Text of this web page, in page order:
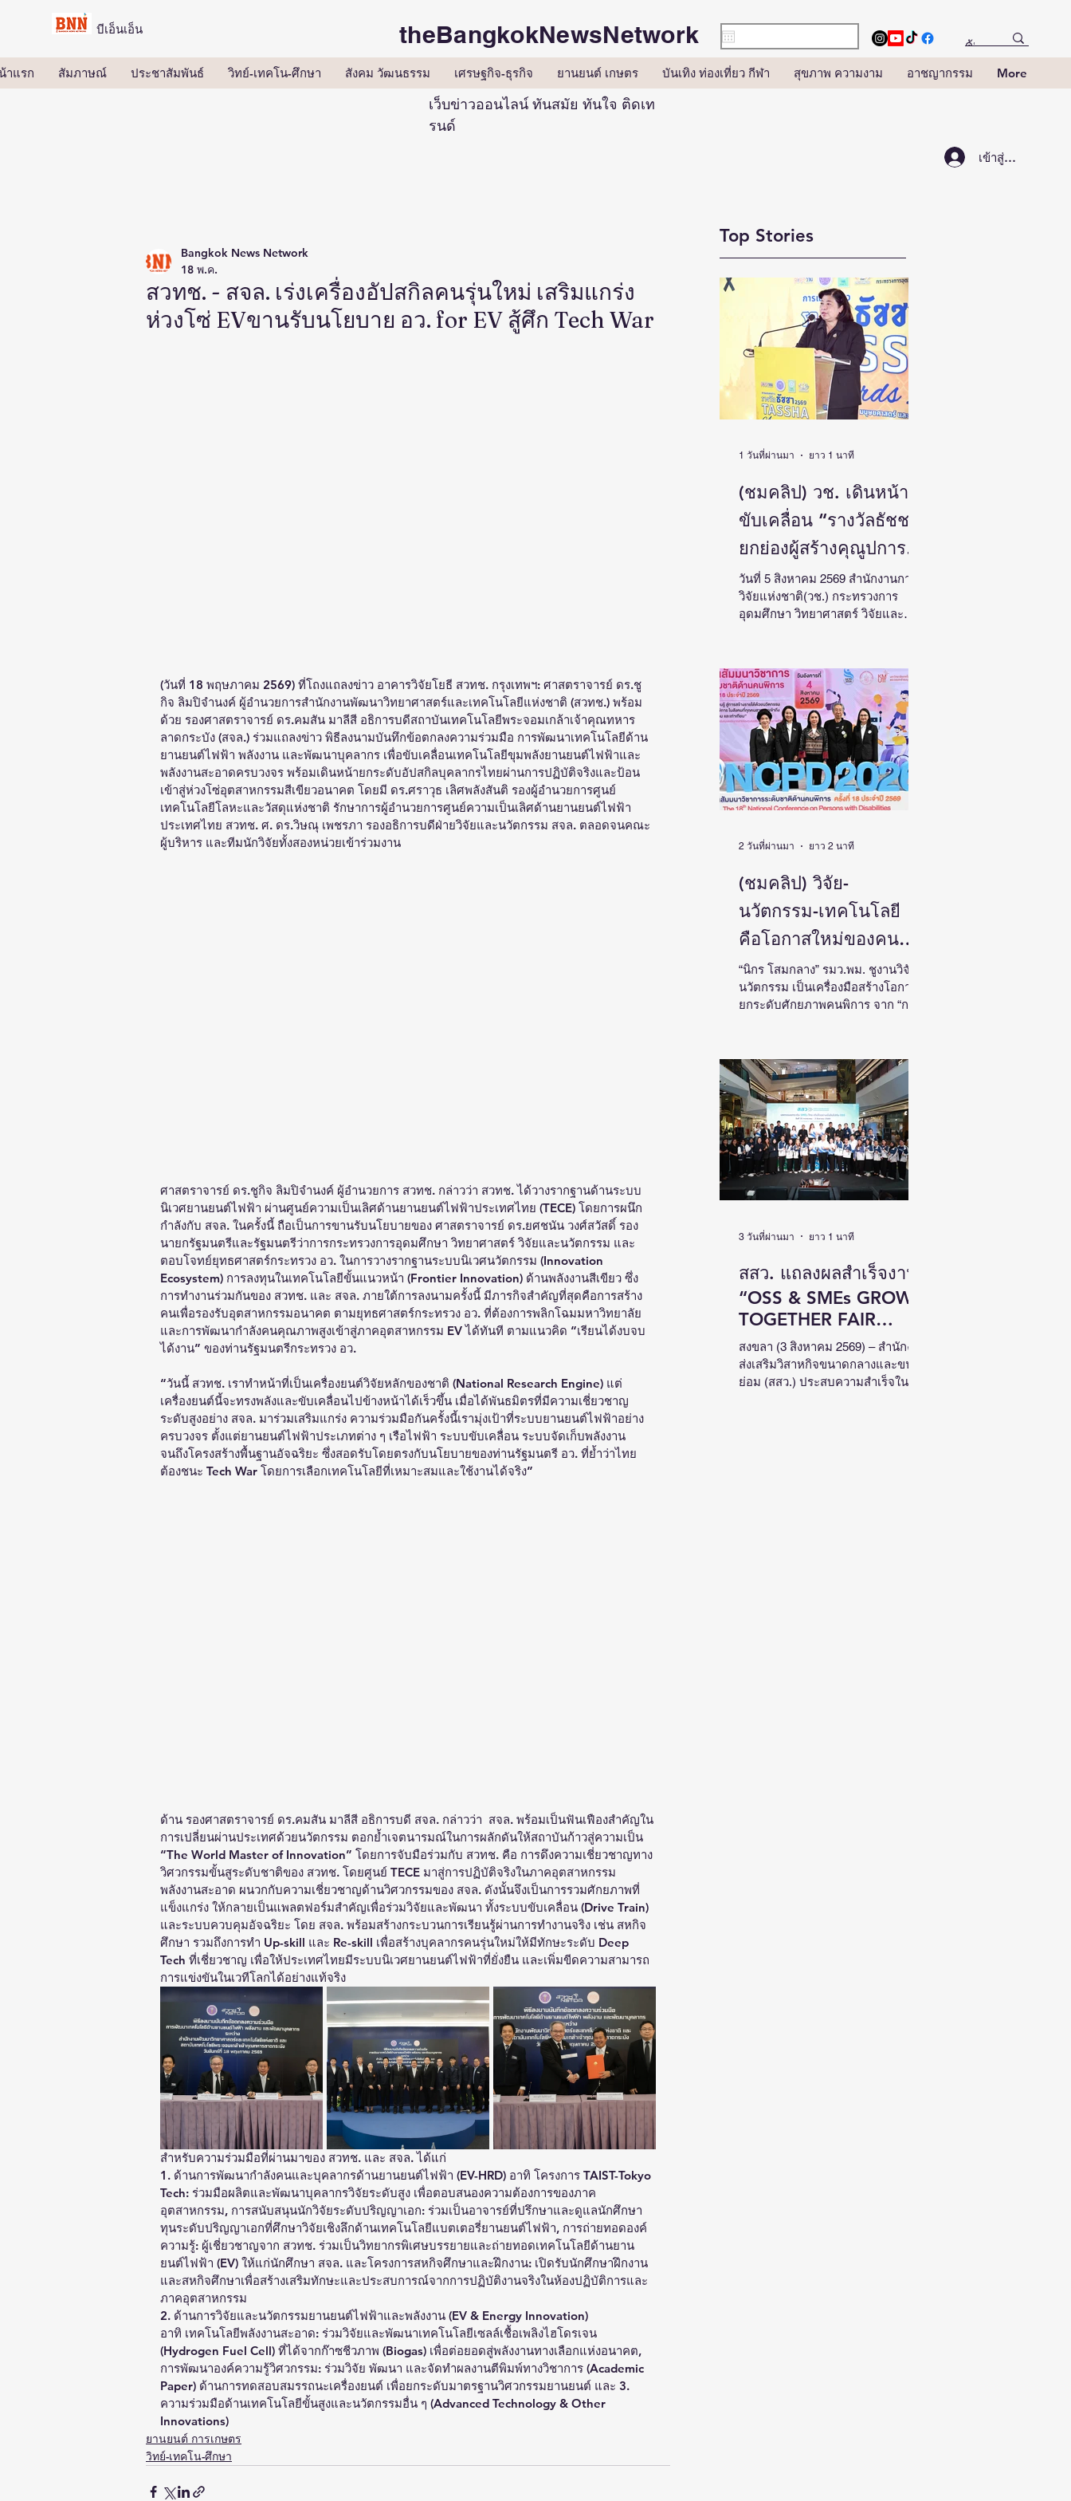
บีเอ็นเอ็น theBangkokNewsNetwork
าแรก สัมภาษณ์ ประชาสัมพันธ์ วิทย์-เทคโน-ศึกษา สังคม วัฒนธรรม เศรษฐกิจ-ธุรกิจ ยานยนต์ เกษตร บันเทิง ท่องเที่ยว กีฬา สุขภาพ ความงาม อาชญากรรม More
เว็บข่าวออนไลน์ ทันสมัย ทันใจ ติดเท
รนด์
เข้าสู่ระบบ
สวทช. - สจล. เร่งเครื่องอัปสกิลคนรุ่นใหม่ เสริมแกร่ง
ห่วงโซ่ EVขานรับนโยบาย อว. for EV สู้ศึก Tech War
Bangkok News Network
18 พ.ค.
(วันที่ 18 พฤษภาคม 2569) ที่โถงแถลงข่าว อาคารวิจัยโยธี สวทช. กรุงเทพฯ: ศาสตราจารย์ ดร.ชู
กิจ ลิมปิจำนงค์ ผู้อำนวยการสำนักงานพัฒนาวิทยาศาสตร์และเทคโนโลยีแห่งชาติ (สวทช.) พร้อม
ด้วย รองศาสตราจารย์ ดร.คมสัน มาลีสี อธิการบดีสถาบันเทคโนโลยีพระจอมเกล้าเจ้าคุณทหาร
ลาดกระบัง (สจล.) ร่วมแถลงข่าว พิธีลงนามบันทึกข้อตกลงความร่วมมือ การพัฒนาเทคโนโลยีด้าน
ยานยนต์ไฟฟ้า พลังงาน และพัฒนาบุคลากร เพื่อขับเคลื่อนเทคโนโลยีขุมพลังยานยนต์ไฟฟ้าและ
พลังงานสะอาดครบวงจร พร้อมเดินหน้ายกระดับอัปสกิลบุคลากรไทยผ่านการปฏิบัติจริงและป้อน
เข้าสู่ห่วงโซ่อุตสาหกรรมสีเขียวอนาคต โดยมี ดร.ศราวุธ เลิศพลังสันติ รองผู้อำนวยการศูนย์
เทคโนโลยีโลหะและวัสดุแห่งชาติ รักษาการผู้อำนวยการศูนย์ความเป็นเลิศด้านยานยนต์ไฟฟ้า
ประเทศไทย สวทช. ศ. ดร.วิษณุ เพชรภา รองอธิการบดีฝ่ายวิจัยและนวัตกรรม สจล. ตลอดจนคณะ
ผู้บริหาร และทีมนักวิจัยทั้งสองหน่วยเข้าร่วมงาน
ศาสตราจารย์ ดร.ชูกิจ ลิมปิจำนงค์ ผู้อำนวยการ สวทช. กล่าวว่า สวทช. ได้วางรากฐานด้านระบบ
นิเวศยานยนต์ไฟฟ้า ผ่านศูนย์ความเป็นเลิศด้านยานยนต์ไฟฟ้าประเทศไทย (TECE) โดยการผนึก
กำลังกับ สจล. ในครั้งนี้ ถือเป็นการขานรับนโยบายของ ศาสตราจารย์ ดร.ยศชนัน วงศ์สวัสดิ์ รอง
นายกรัฐมนตรีและรัฐมนตรีว่าการกระทรวงการอุดมศึกษา วิทยาศาสตร์ วิจัยและนวัตกรรม และ
ตอบโจทย์ยุทธศาสตร์กระทรวง อว. ในการวางรากฐานระบบนิเวศนวัตกรรม (Innovation
Ecosystem) การลงทุนในเทคโนโลยีขั้นแนวหน้า (Frontier Innovation) ด้านพลังงานสีเขียว ซึ่ง
การทำงานร่วมกันของ สวทช. และ สจล. ภายใต้การลงนามครั้งนี้ มีภารกิจสำคัญที่สุดคือการสร้าง
คนเพื่อรองรับอุตสาหกรรมอนาคต ตามยุทธศาสตร์กระทรวง อว. ที่ต้องการพลิกโฉมมหาวิทยาลัย
และการพัฒนากำลังคนคุณภาพสูงเข้าสู่ภาคอุตสาหกรรม EV ได้ทันที ตามแนวคิด “เรียนได้งบจบ
ได้งาน” ของท่านรัฐมนตรีกระทรวง อว.
“วันนี้ สวทช. เราทำหน้าที่เป็นเครื่องยนต์วิจัยหลักของชาติ (National Research Engine) แต่
เครื่องยนต์นี้จะทรงพลังและขับเคลื่อนไปข้างหน้าได้เร็วขึ้น เมื่อได้พันธมิตรที่มีความเชี่ยวชาญ
ระดับสูงอย่าง สจล. มาร่วมเสริมแกร่ง ความร่วมมือกันครั้งนี้เรามุ่งเป้าที่ระบบยานยนต์ไฟฟ้าอย่าง
ครบวงจร ตั้งแต่ยานยนต์ไฟฟ้าประเภทต่าง ๆ เรือไฟฟ้า ระบบขับเคลื่อน ระบบจัดเก็บพลังงาน
จนถึงโครงสร้างพื้นฐานอัจฉริยะ ซึ่งสอดรับโดยตรงกับนโยบายของท่านรัฐมนตรี อว. ที่ย้ำว่าไทย
ต้องชนะ Tech War โดยการเลือกเทคโนโลยีที่เหมาะสมและใช้งานได้จริง”
ด้าน รองศาสตราจารย์ ดร.คมสัน มาลีสี อธิการบดี สจล. กล่าวว่า  สจล. พร้อมเป็นฟันเฟืองสำคัญใน
การเปลี่ยนผ่านประเทศด้วยนวัตกรรม ตอกย้ำเจตนารมณ์ในการผลักดันให้สถาบันก้าวสู่ความเป็น
“The World Master of Innovation” โดยการจับมือร่วมกับ สวทช. คือ การดึงความเชี่ยวชาญทาง
วิศวกรรมขั้นสูระดับชาติของ สวทช. โดยศูนย์ TECE มาสู่การปฏิบัติจริงในภาคอุตสาหกรรม
พลังงานสะอาด ผนวกกับความเชี่ยวชาญด้านวิศวกรรมของ สจล. ดังนั้นจึงเป็นการรวมศักยภาพที่
แข็งแกร่ง ให้กลายเป็นแพลตฟอร์มสำคัญเพื่อร่วมวิจัยและพัฒนา ทั้งระบบขับเคลื่อน (Drive Train)
และระบบควบคุมอัจฉริยะ โดย สจล. พร้อมสร้างกระบวนการเรียนรู้ผ่านการทำงานจริง เช่น สหกิจ
ศึกษา รวมถึงการทำ Up-skill และ Re-skill เพื่อสร้างบุคลากรคนรุ่นใหม่ให้มีทักษะระดับ Deep
Tech ที่เชี่ยวชาญ เพื่อให้ประเทศไทยมีระบบนิเวศยานยนต์ไฟฟ้าที่ยั่งยืน และเพิ่มขีดความสามารถ
การแข่งขันในเวทีโลกได้อย่างแท้จริง
สำหรับความร่วมมือที่ผ่านมาของ สวทช. และ สจล. ได้แก่
1. ด้านการพัฒนากำลังคนและบุคลากรด้านยานยนต์ไฟฟ้า (EV-HRD) อาทิ โครงการ TAIST-Tokyo
Tech: ร่วมมือผลิตและพัฒนาบุคลากรวิจัยระดับสูง เพื่อตอบสนองความต้องการของภาค
อุตสาหกรรม, การสนับสนุนนักวิจัยระดับปริญญาเอก: ร่วมเป็นอาจารย์ที่ปรึกษาและดูแลนักศึกษา
ทุนระดับปริญญาเอกที่ศึกษาวิจัยเชิงลึกด้านเทคโนโลยีแบตเตอรี่ยานยนต์ไฟฟ้า, การถ่ายทอดองค์
ความรู้: ผู้เชี่ยวชาญจาก สวทช. ร่วมเป็นวิทยากรพิเศษบรรยายและถ่ายทอดเทคโนโลยีด้านยาน
ยนต์ไฟฟ้า (EV) ให้แก่นักศึกษา สจล. และโครงการสหกิจศึกษาและฝึกงาน: เปิดรับนักศึกษาฝึกงาน
และสหกิจศึกษาเพื่อสร้างเสริมทักษะและประสบการณ์จากการปฏิบัติงานจริงในห้องปฏิบัติการและ
ภาคอุตสาหกรรม
2. ด้านการวิจัยและนวัตกรรมยานยนต์ไฟฟ้าและพลังงาน (EV & Energy Innovation)
อาทิ เทคโนโลยีพลังงานสะอาด: ร่วมวิจัยและพัฒนาเทคโนโลยีเซลล์เชื้อเพลิงไฮโดรเจน
(Hydrogen Fuel Cell) ที่ได้จากก๊าซชีวภาพ (Biogas) เพื่อต่อยอดสู่พลังงานทางเลือกแห่งอนาคต,
การพัฒนาองค์ความรู้วิศวกรรม: ร่วมวิจัย พัฒนา และจัดทำผลงานตีพิมพ์ทางวิชาการ (Academic
Paper) ด้านการทดสอบสมรรถนะเครื่องยนต์ เพื่อยกระดับมาตรฐานวิศวกรรมยานยนต์ และ 3.
ความร่วมมือด้านเทคโนโลยีขั้นสูงและนวัตกรรมอื่น ๆ (Advanced Technology & Other
Innovations)
ยานยนต์ การเกษตร
วิทย์-เทคโน-ศึกษา
Top Stories
(ชมคลิป) วช. เดินหน้า
ขับเคลื่อน “รางวัลธัชชา”
ยกย่องผู้สร้างคุณูปการ
ด้านสังคมศาสตร์
มนุษยศาสตร์ และ
งานวิจัยสู่การพัฒนา
ประเทศ
วันที่ 5 สิงหาคม 2569 สำนักงานการ
วิจัยแห่งชาติ(วช.) กระทรวงการ
อุดมศึกษา วิทยาศาสตร์ วิจัยและ
และศิลปกรรมศาสตร์แห่ง
ประเทศไทย “รางวัลธัชชา” (TASSHA
Awards) ประจำปีงบประมาณ 2569
โดย ดร.วิภารัตน์ ดีอ่อง ผู้อำนวยการ
สำนักงานการวิจัยแห่งชาติ เป็น
ประธานในงานแถลงข่าวพร้อมด้วย
คณะผู้บริหาร ผู้ทรงคุณวุฒิ วช. นัก
วิจัย และผู้สนใจเข้าร่วม ณ ศูนย์
สารสนเทศกลางด้านวิทยาศาสตร์
แห่งชาติ ดร.วิภารัตน์ ดีอ
1 วันที่ผ่านมา ยาว 1 นาที
(ชมคลิป) วิจัย-
นวัตกรรม-เทคโนโลยี
คือโอกาสใหม่ของคน
พิการไทย และพลังขับ
เคลื่อนเศรษฐกิจประเทศ
“นิกร โสมกลาง” รมว.พม. ชูงานวิจัย-
นวัตกรรม เป็นเครื่องมือสร้างโอกาส
ยกระดับศักยภาพคนพิการ จาก “การ
สร้างสังคมที่ทุกคนเข้าถึง มีส่วนร่วม
เติบโตไปด้วยกัน วันที่ 4 สิงหาคม
2569 นายนิกร โสมกลาง รัฐมนตรี
ว่าการกระทรวงการพัฒนาสังคมและ
ความมั่นคงของมนุษย์ (รมว.พม.) เป็น
ประธานเปิดงานสัมมนาวิชาการระดับ
ชาติด้านคนพิการ ครั้งที่ 18 (NCPD
2026) ภายใต้แนวคิด “From Learning
to Earning : Innovation for Persons
2 วันที่ผ่านมา ยาว 2 นาที
สสว. แถลงผลสำเร็จงาน
“OSS & SMEs GROW
TOGETHER FAIR
2026”ณ จังหวัดสงขลา
สร้างมูลค่าเศรษฐกิจ
สงขลา (3 สิงหาคม 2569) – สำนักงาน
ส่งเสริมวิสาหกิจขนาดกลางและขนาด
ย่อม (สสว.) ประสบความสำเร็จใน
3 วันที่ผ่านมา ยาว 1 นาที